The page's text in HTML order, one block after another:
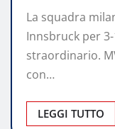
La squadra
Innsbruck per
straordinario.
con…
LEGGI TUTTO